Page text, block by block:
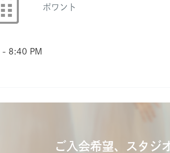
ポワント
- 8:40 PM
ご入会希望、スタジ